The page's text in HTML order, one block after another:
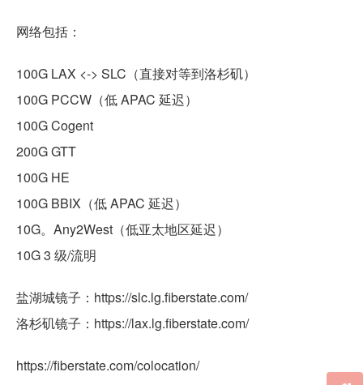
网络包括：
100G LAX <-> SLC（直接对等到洛杉矶）
100G PCCW（低 APAC 延迟）
100G Cogent
200G GTT
100G HE
100G BBIX（低 APAC 延迟）
10G。Any2West（低亚太地区延迟）
10G 3 级/流明
盐湖城镜子：https://slc.lg.fiberstate.com/
洛杉矶镜子：https://lax.lg.fiberstate.com/
https://fiberstate.com/colocation/